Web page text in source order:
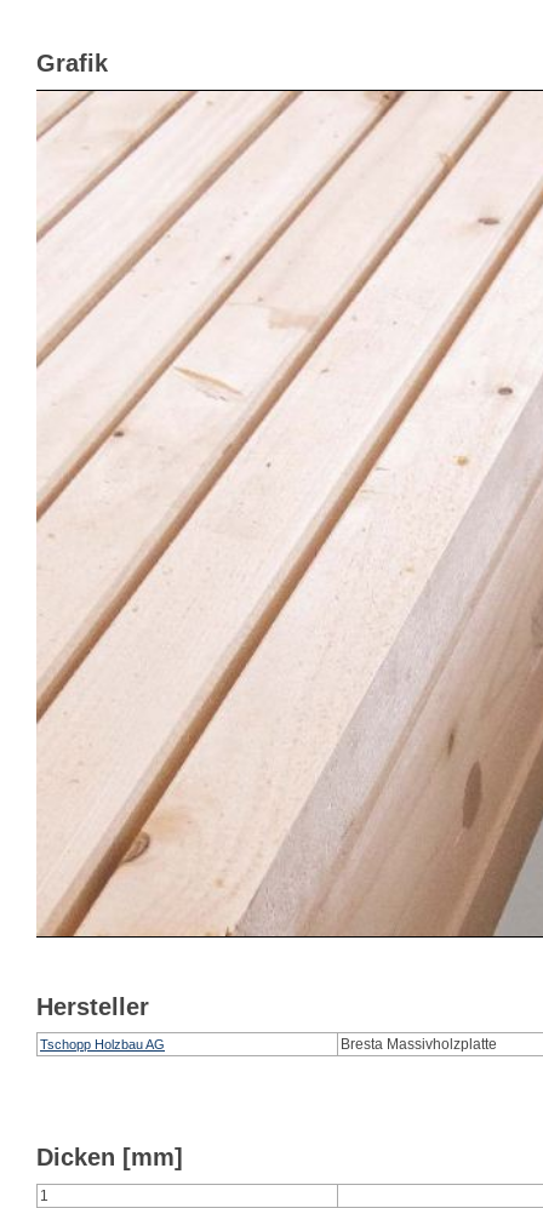
Grafik
Hersteller
Tschopp Holzbau AG Bresta Massivholzplatte
Dicken [mm]
1